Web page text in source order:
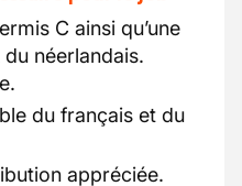
C ainsi qu’une
néerlandais.
du français et du
appréciée.